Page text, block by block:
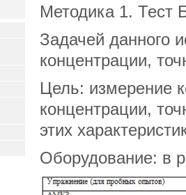
Методика 1. Тест
Задачей данного
концентрации,
Цель: измерение
концентрации,
этих
Оборудование: в